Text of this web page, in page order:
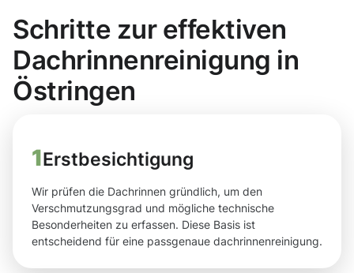
Schritte zur effektiven
Dachrinnenreinigung in
Östringen
1Erstbesichtigung
Wir prüfen die Dachrinnen gründlich, um den
Verschmutzungsgrad und mögliche technische
Besonderheiten zu erfassen. Diese Basis ist
entscheidend für eine passgenaue dachrinnenreinigung.